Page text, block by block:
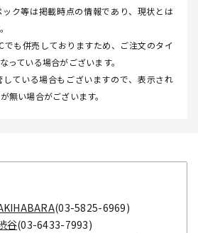
ク等は掲載時点の情報であり、現状とは
も併売しておりますため、ご注文のタイ
っている場合がございます。
ている場合もございますので、表示され
無い場合がございます。
(03-5825-6969)
谷(03-6433-7993)